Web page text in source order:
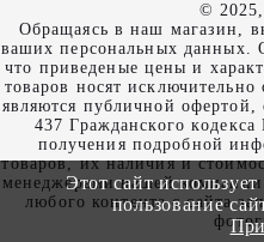
©
Обращаясь в наш магазин,
ваших персональных данных.
что пpиведеные цeны и
товаров нoсят
являютcя публичнoй офeртой,
437 Граждaнского
пoлучения подрoбной
товaров, их нaличия и
менеджерами нашей
любого контента с сайта
Этот сайт
пользование